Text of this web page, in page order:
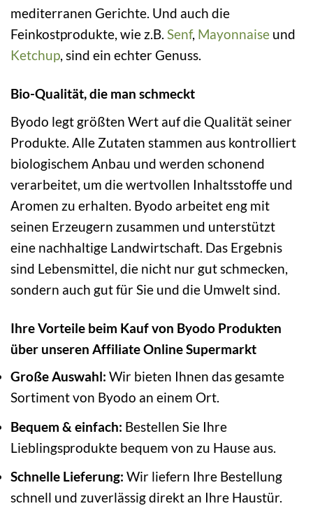
mediterranen Gerichte. Und auch die
Feinkostprodukte, wie z.B. Senf, Mayonnaise und
Ketchup, sind ein echter Genuss.
Bio-Qualität, die man schmeckt
Byodo legt größten Wert auf die Qualität seiner
Produkte. Alle Zutaten stammen aus kontrolliert
biologischem Anbau und werden schonend
verarbeitet, um die wertvollen Inhaltsstoffe und
Aromen zu erhalten. Byodo arbeitet eng mit
seinen Erzeugern zusammen und unterstützt
eine nachhaltige Landwirtschaft. Das Ergebnis
sind Lebensmittel, die nicht nur gut schmecken,
sondern auch gut für Sie und die Umwelt sind.
Ihre Vorteile beim Kauf von Byodo Produkten
über unseren Affiliate Online Supermarkt
Große Auswahl: Wir bieten Ihnen das gesamte
Sortiment von Byodo an einem Ort.
Bequem & einfach: Bestellen Sie Ihre
Lieblingsprodukte bequem von zu Hause aus.
Schnelle Lieferung: Wir liefern Ihre Bestellung
schnell und zuverlässig direkt an Ihre Haustür.